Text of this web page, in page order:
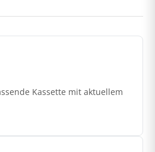
Kassette mit aktuellem